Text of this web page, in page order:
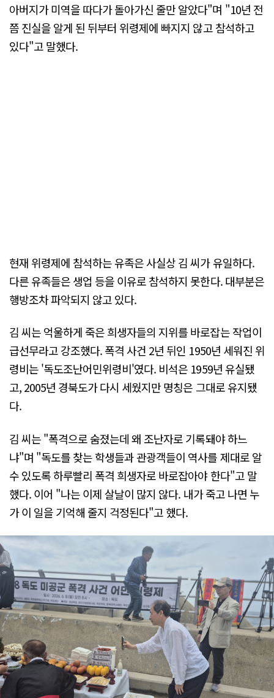
아버지가 미역을 따다가 돌아가신 줄만 알았다"며 "10년 전
쯤 진실을 알게 된 뒤부터 위령제에 빠지지 않고 참석하고
있다"고 말했다.
현재 위령제에 참석하는 유족은 사실상 김 씨가 유일하다.
다른 유족들은 생업 등을 이유로 참석하지 못한다. 대부분은
행방조차 파악되지 않고 있다.
김 씨는 억울하게 죽은 희생자들의 지위를 바로잡는 작업이
급선무라고 강조했다. 폭격 사건 2년 뒤인 1950년 세워진 위
령비는 '독도조난어민위령비'였다. 비석은 1959년 유실됐
고, 2005년 경북도가 다시 세웠지만 명칭은 그대로 유지됐
다.
김 씨는 "폭격으로 숨졌는데 왜 조난자로 기록돼야 하느
냐"며 "독도를 찾는 학생들과 관광객들이 역사를 제대로 알
수 있도록 하루빨리 폭격 희생자로 바로잡아야 한다"고 말
했다. 이어 "나는 이제 살날이 많지 않다. 내가 죽고 나면 누
가 이 일을 기억해 줄지 걱정된다"고 했다.